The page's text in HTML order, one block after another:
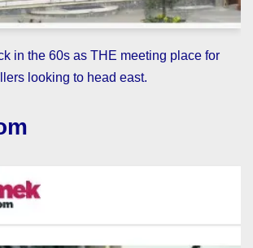
in the 60s as THE meeting place for
looking to head east.